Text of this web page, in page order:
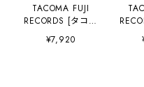
TACOMA FUJI
RECORDS [タコマ
フジレコード]
TACOMA OF
¥7,920
フ